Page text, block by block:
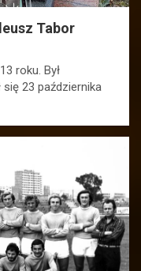
Tabor
roku. Był
się 23 października